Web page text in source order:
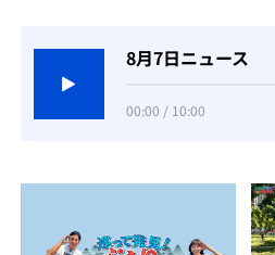
8月7日ニュース
00:00 / 10:00